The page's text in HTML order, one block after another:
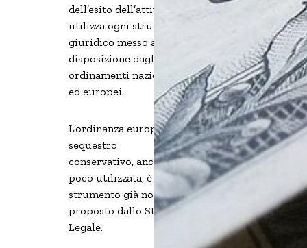
dell’esito dell’attività,
utilizza ogni strumento
giuridico messo a
disposizione dagli
ordinamenti nazionali
ed europei.
L’ordinanza europea di
sequestro
conservativo, ancora
poco utilizzata, è uno
strumento già noto e
proposto dallo Studio
Legale.